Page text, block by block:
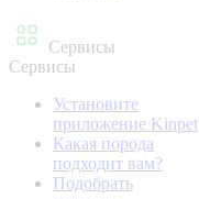
Сервисы
Сервисы
Установите
приложение Kinpet
Какая порода
подходит вам?
Подобрать